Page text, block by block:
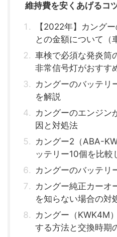
維持費を安くあげるコ
【2022年】カング
との金額について（
車検で必須な発炎筒
非常信号灯がおすす
カングーのバッテリ
を解説
カングーのエンジン
因と対処法
カングー2（ABA-
ッテリー10個を比較
カングーのバッテリ
カングー純正カーオ
を知らない場合の対
カングー（KWK4M
する方法と交換時期